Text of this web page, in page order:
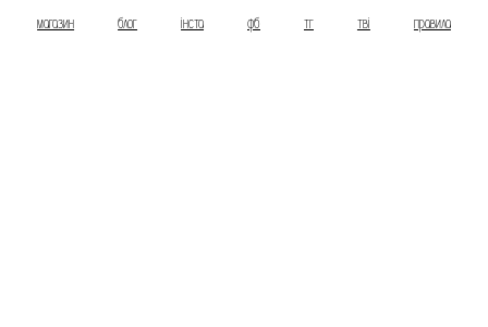
магазин блог інста фб тг тві правила